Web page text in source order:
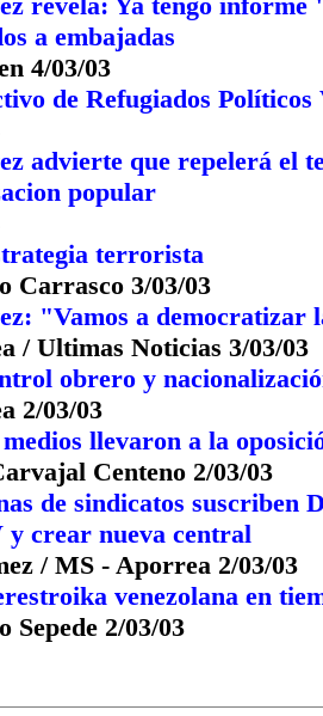
a embajadas
4/03/03
de Refugiados Políticos
advierte que repelerá el
popular
terrorista
Carrasco 3/03/03
"Vamos a democratizar
/ Ultimas Noticias 3/03/03
obrero y
2/03/03
llevaron a la
Centeno 2/03/03
de sindicatos suscriben
y crear nueva central
/ MS - Aporrea 2/03/03
venezolana en
Sepede 2/03/03